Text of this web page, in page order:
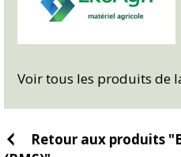
Voir tous les produits de
Retour aux produits